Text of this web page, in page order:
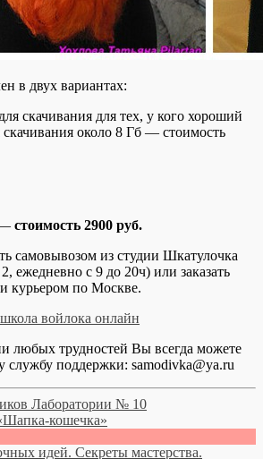
в двух вариантах:
для скачивания для тех, у кого хороший
около 8 Гб — стоимость
стоимость 2900 руб.
самовывозом из студии Шкатулочка
ежедневно с 9 до 20ч) или заказать
курьером по Москве.
любых трудностей Вы всегда можете
службу поддержки: samodivka@ya.ru
кошечка»